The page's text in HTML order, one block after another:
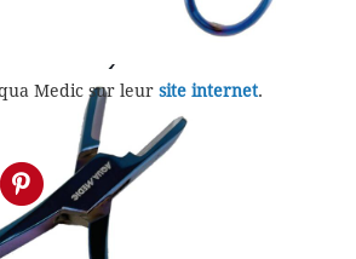
Medic sur leur site internet.